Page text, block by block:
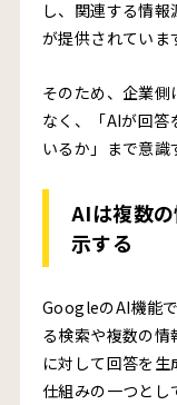
し、関連する情
が提供されていま
そのため、企業
なく、「AIが回答
いるか」まで意識
AIは複数
示する
GoogleのAI機能
る検索や複数の
に対して回答を
仕組みの一つとし